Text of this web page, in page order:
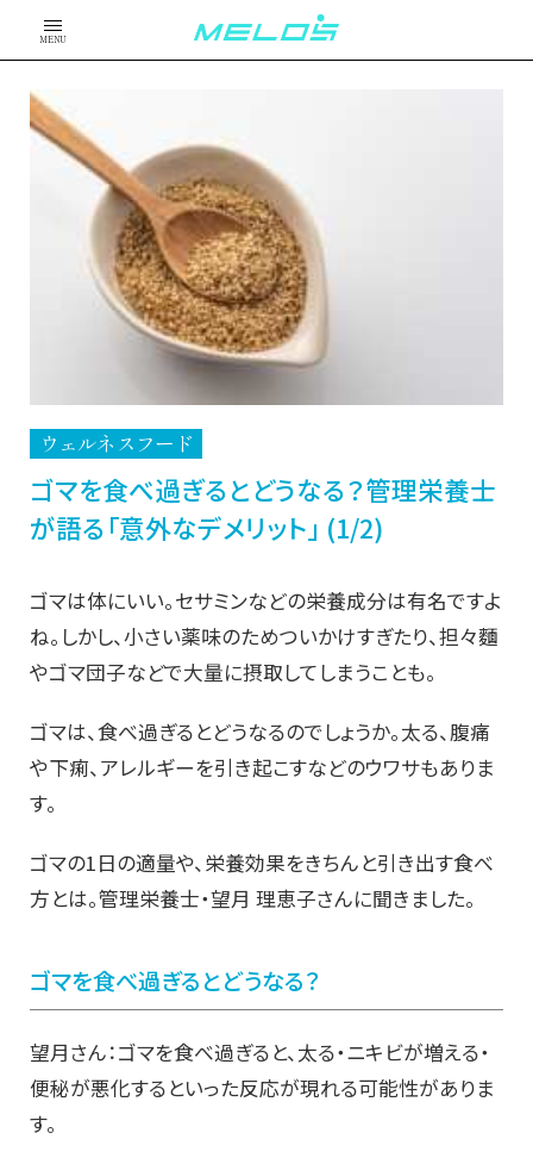
MENU
ウェルネスフード
ゴマを食べ過ぎるとどうなる？管理栄養士
が語る「意外なデメリット」 (1/2)
ゴマは体にいい。セサミンなどの栄養成分は有名ですよ
ね。しかし、小さい薬味のためついかけすぎたり、担々麵
やゴマ団子などで大量に摂取してしまうことも。
ゴマは、食べ過ぎるとどうなるのでしょうか。太る、腹痛
や下痢、アレルギーを引き起こすなどのウワサもありま
す。
ゴマの1日の適量や、栄養効果をきちんと引き出す食べ
方とは。管理栄養士・望月 理恵子さんに聞きました。
ゴマを食べ過ぎるとどうなる？
望月さん：ゴマを食べ過ぎると、太る・ニキビが増える・
便秘が悪化するといった反応が現れる可能性がありま
す。